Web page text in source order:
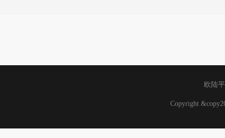
欧陆
Copyright